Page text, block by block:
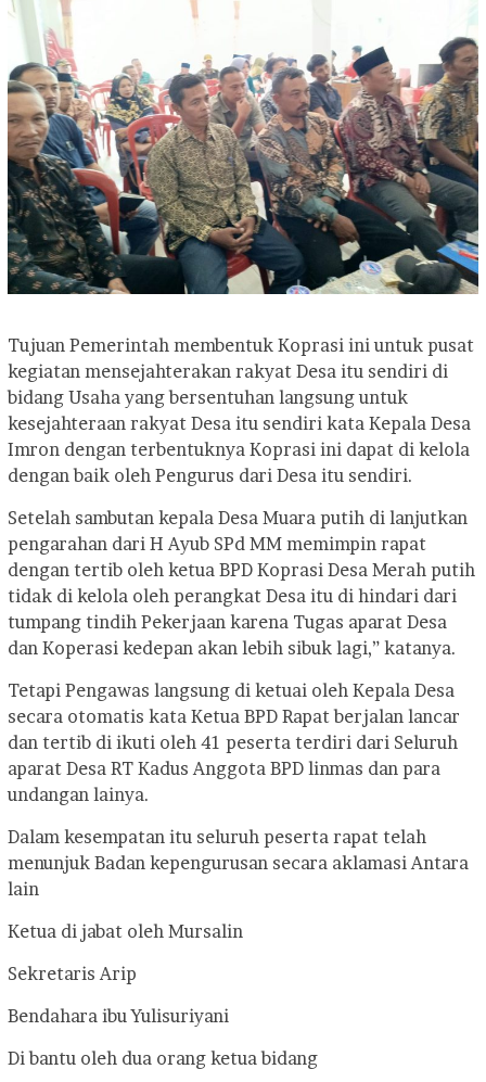
Tujuan Pemerintah membentuk Koprasi ini untuk pusat
kegiatan mensejahterakan rakyat Desa itu sendiri di
bidang Usaha yang bersentuhan langsung untuk
kesejahteraan rakyat Desa itu sendiri kata Kepala Desa
Imron dengan terbentuknya Koprasi ini dapat di kelola
dengan baik oleh Pengurus dari Desa itu sendiri.
Setelah sambutan kepala Desa Muara putih di lanjutkan
pengarahan dari H Ayub SPd MM memimpin rapat
dengan tertib oleh ketua BPD Koprasi Desa Merah putih
tidak di kelola oleh perangkat Desa itu di hindari dari
tumpang tindih Pekerjaan karena Tugas aparat Desa
dan Koperasi kedepan akan lebih sibuk lagi,” katanya.
Tetapi Pengawas langsung di ketuai oleh Kepala Desa
secara otomatis kata Ketua BPD Rapat berjalan lancar
dan tertib di ikuti oleh 41 peserta terdiri dari Seluruh
aparat Desa RT Kadus Anggota BPD linmas dan para
undangan lainya.
Dalam kesempatan itu seluruh peserta rapat telah
menunjuk Badan kepengurusan secara aklamasi Antara
lain
Ketua di jabat oleh Mursalin
Sekretaris Arip
Bendahara ibu Yulisuriyani
Di bantu oleh dua orang ketua bidang